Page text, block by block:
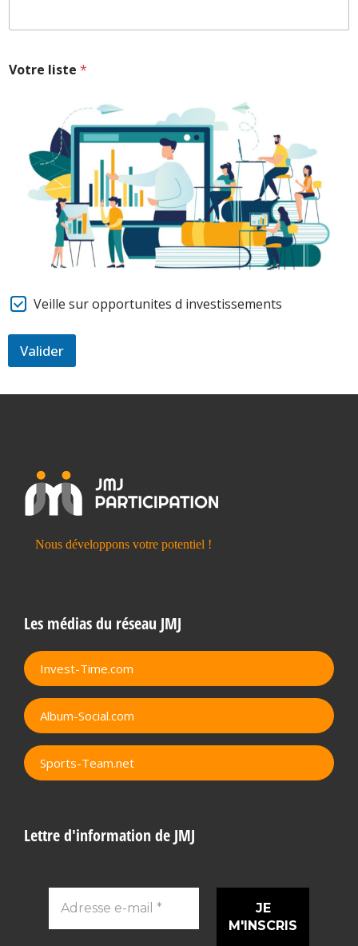
Votre liste *
Veille sur opportunites d investissements
Valider
Les médias du réseau JMJ
Invest-Time.com
Album-Social.com
Sports-Team.net
Lettre d'information de JMJ
Adresse